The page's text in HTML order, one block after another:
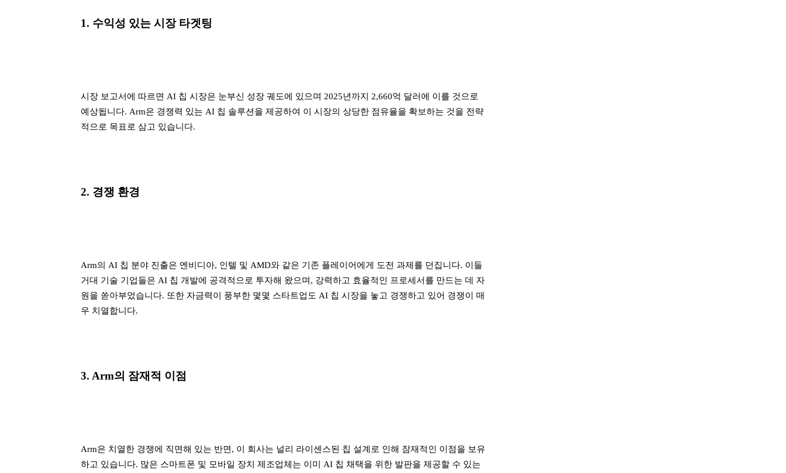
1. 수익성 있는 시장 타겟팅
시장 보고서에 따르면 AI 칩 시장은 눈부신 성장 궤도에 있으며 2025년까지 2,660억 달러에 이를 것으로
예상됩니다. Arm은 경쟁력 있는 AI 칩 솔루션을 제공하여 이 시장의 상당한 점유율을 확보하는 것을 전략
적으로 목표로 삼고 있습니다.
2. 경쟁 환경
Arm의 AI 칩 분야 진출은 엔비디아, 인텔 및 AMD와 같은 기존 플레이어에게 도전 과제를 던집니다. 이들
거대 기술 기업들은 AI 칩 개발에 공격적으로 투자해 왔으며, 강력하고 효율적인 프로세서를 만드는 데 자
원을 쏟아부었습니다. 또한 자금력이 풍부한 몇몇 스타트업도 AI 칩 시장을 놓고 경쟁하고 있어 경쟁이 매
우 치열합니다.
3. Arm의 잠재적 이점
Arm은 치열한 경쟁에 직면해 있는 반면, 이 회사는 널리 라이센스된 칩 설계로 인해 잠재적인 이점을 보유
하고 있습니다. 많은 스마트폰 및 모바일 장치 제조업체는 이미 AI 칩 채택을 위한 발판을 제공할 수 있는